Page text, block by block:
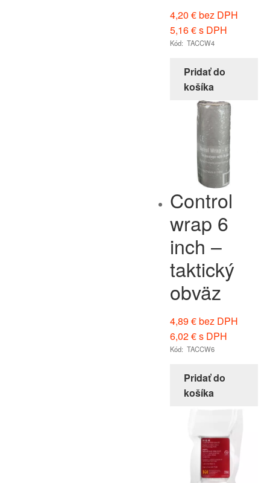
4,20 €bez DPH
5,16€s DPH
Kód: TACCW4
Pridať do
košíka
Control
wrap 6
inch –
taktický
obväz
4,89€bez DPH
6,02€s DPH
Kód: TACCW6
Pridať do
košíka